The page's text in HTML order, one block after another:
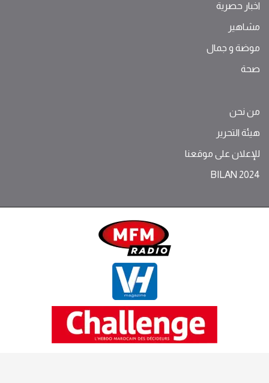
اخبار حصرية
مشاهير
موضة ‫و‬ ‫‬‫جمال‬
صحة
من نحن
هيئة التحرير
للإعلان على موقعنا
BILAN 2024